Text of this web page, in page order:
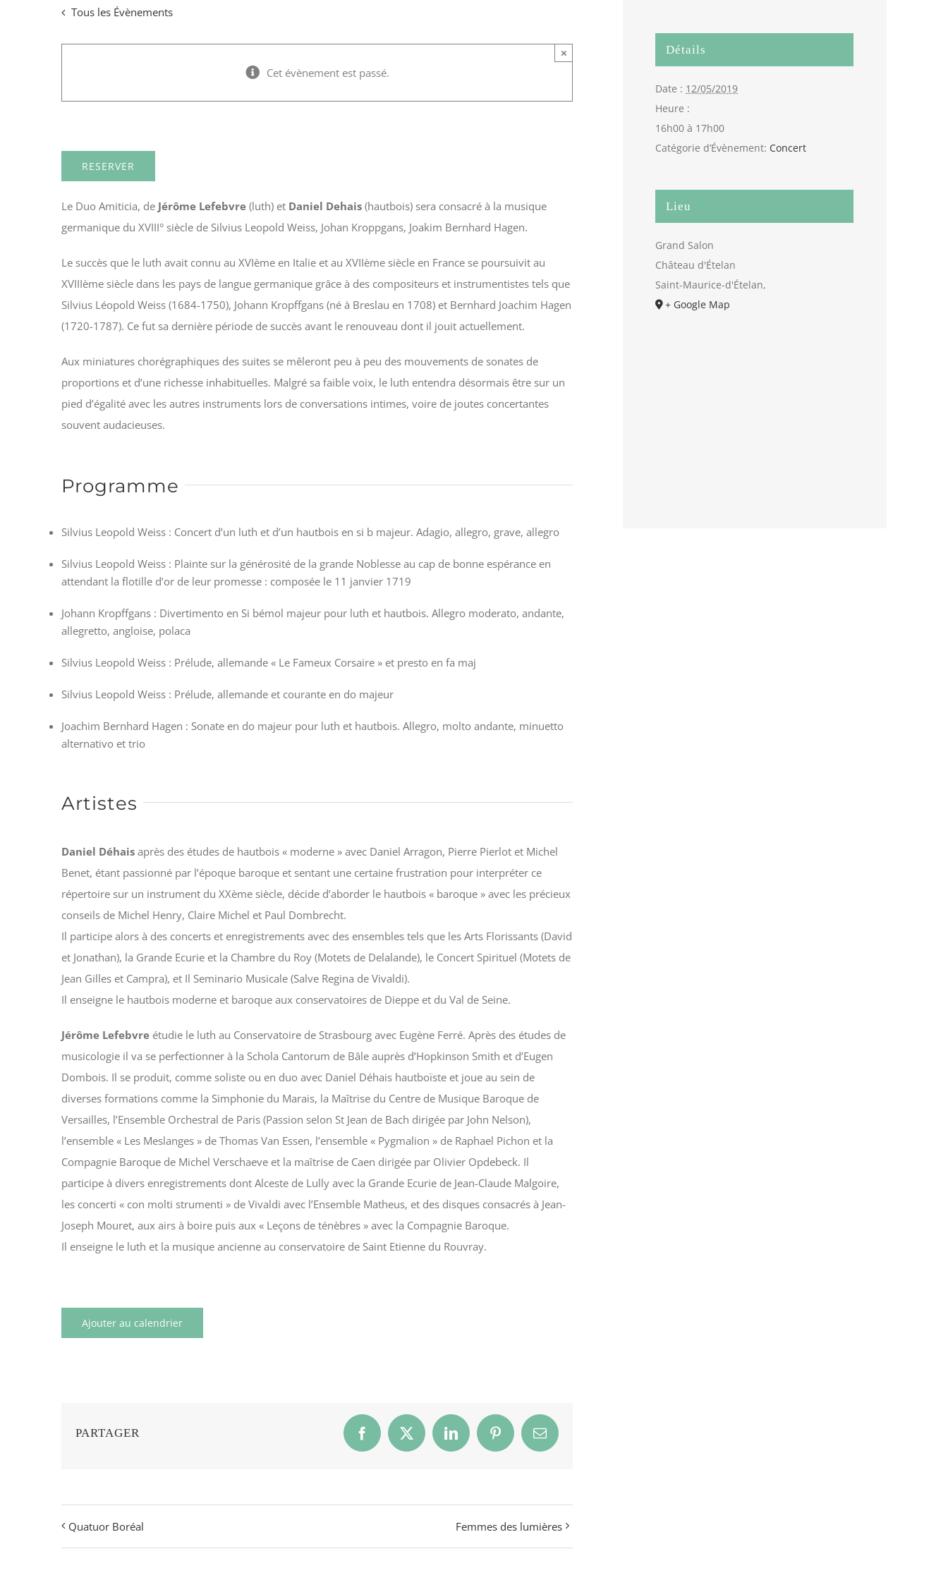
Tous les Évènements
Cet évènement est passé.
×
RESERVER
Le Duo Amiticia, de Jérôme Lefebvre (luth) et Daniel Dehais (hautbois) sera consacré à la musique
germanique du XVIII° siècle de Silvius Leopold Weiss, Johan Kroppgans, Joakim Bernhard Hagen.
Le succès que le luth avait connu au XVIème en Italie et au XVIIème siècle en France se poursuivit au
XVIIIème siècle dans les pays de langue germanique grâce à des compositeurs et instrumentistes tels que
Silvius Léopold Weiss (1684-1750), Johann Kropffgans (né à Breslau en 1708) et Bernhard Joachim Hagen
(1720-1787). Ce fut sa dernière période de succès avant le renouveau dont il jouit actuellement.
Aux miniatures chorégraphiques des suites se mêleront peu à peu des mouvements de sonates de
proportions et d’une richesse inhabituelles. Malgré sa faible voix, le luth entendra désormais être sur un
pied d’égalité avec les autres instruments lors de conversations intimes, voire de joutes concertantes
souvent audacieuses.
Programme
Silvius Leopold Weiss : Concert d’un luth et d’un hautbois en si b majeur. Adagio, allegro, grave, allegro
Silvius Leopold Weiss : Plainte sur la générosité de la grande Noblesse au cap de bonne espérance en
attendant la flotille d’or de leur promesse : composée le 11 janvier 1719
Johann Kropffgans : Divertimento en Si bémol majeur pour luth et hautbois. Allegro moderato, andante,
allegretto, angloise, polaca
Silvius Leopold Weiss : Prélude, allemande « Le Fameux Corsaire » et presto en fa maj
Silvius Leopold Weiss : Prélude, allemande et courante en do majeur
Joachim Bernhard Hagen : Sonate en do majeur pour luth et hautbois. Allegro, molto andante, minuetto
alternativo et trio
Artistes
Daniel Déhais après des études de hautbois « moderne » avec Daniel Arragon, Pierre Pierlot et Michel
Benet, étant passionné par l’époque baroque et sentant une certaine frustration pour interpréter ce
répertoire sur un instrument du XXème siècle, décide d’aborder le hautbois « baroque » avec les précieux
conseils de Michel Henry, Claire Michel et Paul Dombrecht.
Il participe alors à des concerts et enregistrements avec des ensembles tels que les Arts Florissants (David
et Jonathan), la Grande Ecurie et la Chambre du Roy (Motets de Delalande), le Concert Spirituel (Motets de
Jean Gilles et Campra), et Il Seminario Musicale (Salve Regina de Vivaldi).
Il enseigne le hautbois moderne et baroque aux conservatoires de Dieppe et du Val de Seine.
Jérôme Lefebvre étudie le luth au Conservatoire de Strasbourg avec Eugène Ferré. Après des études de
musicologie il va se perfectionner à la Schola Cantorum de Bâle auprès d’Hopkinson Smith et d’Eugen
Dombois. Il se produit, comme soliste ou en duo avec Daniel Déhais hautboïste et joue au sein de
diverses formations comme la Simphonie du Marais, la Maîtrise du Centre de Musique Baroque de
Versailles, l’Ensemble Orchestral de Paris (Passion selon St Jean de Bach dirigée par John Nelson),
l’ensemble « Les Meslanges » de Thomas Van Essen, l’ensemble « Pygmalion » de Raphael Pichon et la
Compagnie Baroque de Michel Verschaeve et la maîtrise de Caen dirigée par Olivier Opdebeck. Il
participe à divers enregistrements dont Alceste de Lully avec la Grande Ecurie de Jean-Claude Malgoire,
les concerti « con molti strumenti » de Vivaldi avec l’Ensemble Matheus, et des disques consacrés à Jean-
Joseph Mouret, aux airs à boire puis aux « Leçons de ténèbres » avec la Compagnie Baroque.
Il enseigne le luth et la musique ancienne au conservatoire de Saint Etienne du Rouvray.
Ajouter au calendrier
PARTAGER Facebook
X LinkedInPinterestEmail
Quatuor Boréal Femmes des lumières
Détails
Date : 12/05/2019
Heure :
16h00 à 17h00
Catégorie d’Évènement: Concert
Lieu
Grand Salon
Château d'Ételan
Saint-Maurice-d'Ételan,
+ Google Map